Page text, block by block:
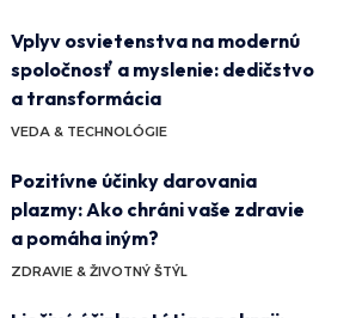
Vplyv osvietenstva na modernú
spoločnosť a myslenie: dedičstvo
a transformácia
VEDA & TECHNOLÓGIE
Pozitívne účinky darovania
plazmy: Ako chráni vaše zdravie
a pomáha iným?
ZDRAVIE & ŽIVOTNÝ ŠTÝL